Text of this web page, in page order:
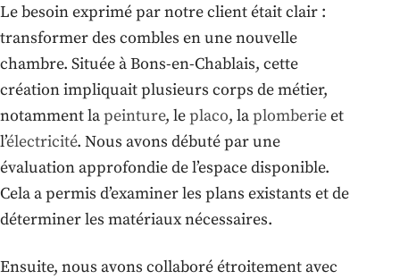
Le besoin exprimé par notre client était clair :
transformer des combles en une nouvelle
chambre. Située à Bons-en-Chablais, cette
création impliquait plusieurs corps de métier,
notamment lapeinture, leplaco, laplomberieet
l’électricité. Nous avons débuté par une
évaluation approfondie de l’espace disponible.
Cela a permis d’examiner les plans existants et de
déterminer les matériaux nécessaires.
Ensuite, nous avons collaboré étroitement avec